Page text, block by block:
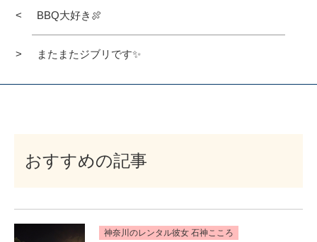
BBQ大好き🍖
またまたジブリです✨
おすすめの記事
神奈川のレンタル彼女 石神こころ